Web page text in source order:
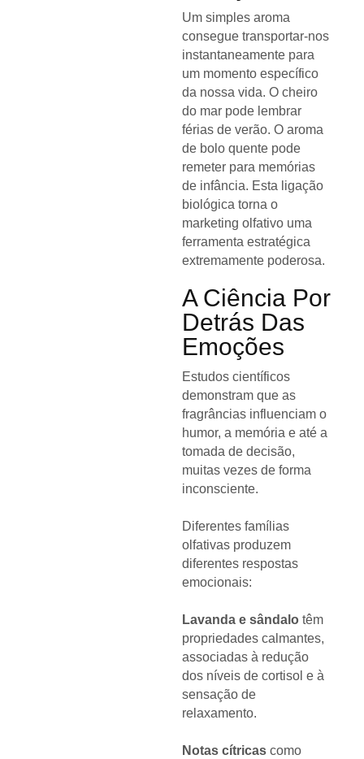
Um simples aroma
consegue transportar-nos
instantaneamente para
um momento específico
da nossa vida. O cheiro
do mar pode lembrar
férias de verão. O aroma
de bolo quente pode
remeter para memórias
de infância. Esta ligação
biológica torna o
marketing olfativo uma
ferramenta estratégica
extremamente poderosa.
A Ciência Por
Detrás Das
Emoções
Estudos científicos
demonstram que as
fragrâncias influenciam o
humor, a memória e até a
tomada de decisão,
muitas vezes de forma
inconsciente.
Diferentes famílias
olfativas produzem
diferentes respostas
emocionais:
Lavanda e sândalo têm
propriedades calmantes,
associadas à redução
dos níveis de cortisol e à
sensação de
relaxamento.
Notas cítricas como